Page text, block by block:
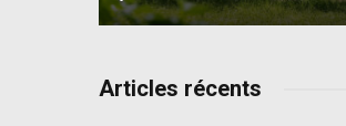
Articles récents